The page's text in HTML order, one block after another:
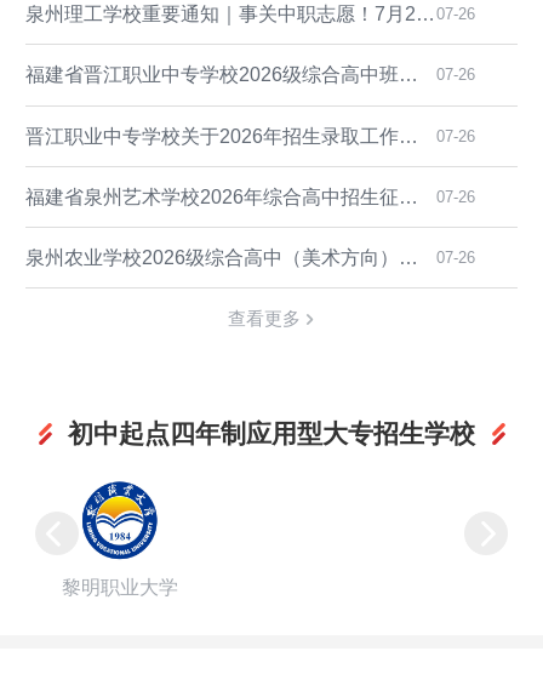
泉州理工学校重要通知｜事关中职志愿！7月24日起开放志愿补填、修改 07-26
福建省晋江职业中专学校2026级综合高中班、“3+4”中本贯通班（泉州地区）注册指南 07-26
晋江职业中专学校关于2026年招生录取工作的温馨提示 07-26
福建省泉州艺术学校2026年综合高中招生征求志愿专业素养测试公告 07-26
泉州农业学校2026级综合高中（美术方向）高一新生报到须知 07-26
查看更多
初中起点四年制应用型大专招生学校
黎明职业大学